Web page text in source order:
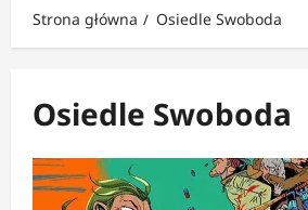
Strona główna Osiedle Swoboda
Osiedle Swoboda